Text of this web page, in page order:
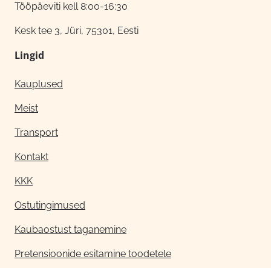
Tööpäeviti kell 8:00-16:30
Kesk tee 3, Jüri, 75301, Eesti
Lingid
Kauplused
Meist
Transport
Kontakt
KKK
Ostutingimused
Kaubaostust taganemine
Pretensioonide esitamine toodetele